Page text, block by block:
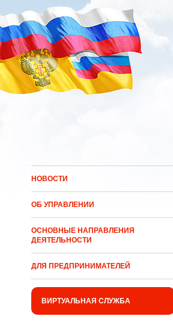
Перейти к основному содержанию
НОВОСТИ
ОБ УПРАВЛЕНИИ
ОСНОВНЫЕ НАПРАВЛЕНИЯ
ДЕЯТЕЛЬНОСТИ
ДЛЯ ПРЕДПРИНИМАТЕЛЕЙ
ВИРТУАЛЬНАЯ СЛУЖБА